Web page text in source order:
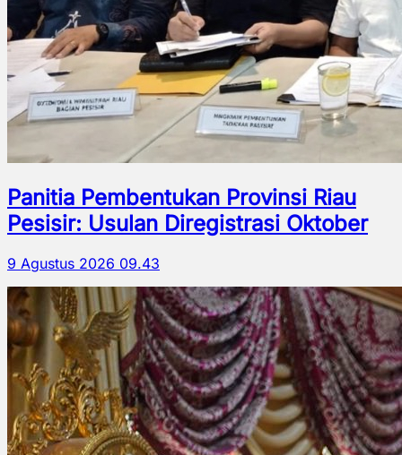
Panitia Pembentukan Provinsi Riau
Pesisir: Usulan Diregistrasi Oktober
9 Agustus 2026 09.43